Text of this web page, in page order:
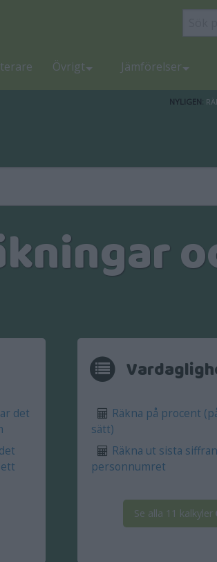
Övrigt Jämförelser
NYLIGEN:
det
Räkna på procent
sätt)
Räkna ut sista
personnumret
Se alla 11 kalkyler